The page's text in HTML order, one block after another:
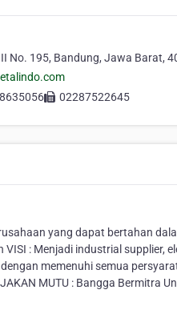
No. 195, Bandung, Jawa Barat,
02287522645
yang dapat bertahan
: Menjadi industrial supplier,
memenuhi semua
MUTU : Bangga Bermitra